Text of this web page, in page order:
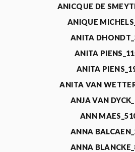
ANICQUE DE
ANIQUE
ANITA
ANITA
ANITA
ANITA VAN
ANJA VAN
ANN
ANNA
ANNA